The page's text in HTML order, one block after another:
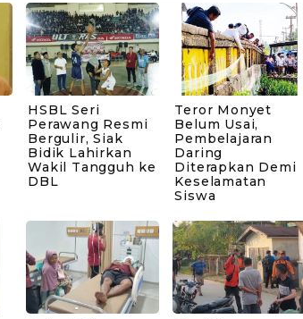
HSBL Seri
Perawang Resmi
Bergulir, Siak
Bidik Lahirkan
Wakil Tangguh ke
DBL
Teror Monyet
Belum Usai,
Pembelajaran
Daring
Diterapkan Demi
Keselamatan
Siswa